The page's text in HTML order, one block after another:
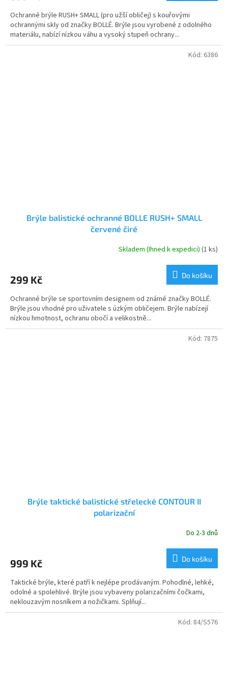
Ochranné brýle RUSH+ SMALL (pro užší obličej) s kouřovými
ochrannými skly od značky BOLLÉ. Brýle jsou vyrobené z odolného
materiálu, nabízí nízkou váhu a vysoký stupeň ochrany...
Brýle balistické ochranné BOLLE RUSH+ SMALL
červené čiré
Skladem (Ihned k expedici) (1 ks)
299 Kč Do košíku
Ochranné brýle se sportovním designem od známé značky BOLLÉ.
Brýle jsou vhodné pro uživatele s úzkým obličejem. Brýle nabízejí
nízkou hmotnost, ochranu obočí a velikostně...
Kód: 6386
Brýle taktické balistické střelecké CONTOUR II
polarizační
Do 2-3 dnů
999 Kč Do košíku
Taktické brýle, které patří k nejlépe prodávaným. Pohodlné, lehké,
odolné a spolehlivé. Brýle jsou vybaveny polarizačními čočkami,
neklouzavým nosníkem a nožičkami. Splňují...
Kód: 7875
Kód: 84/S576